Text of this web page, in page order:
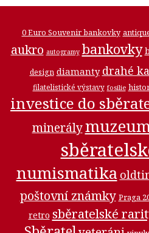
0 Euro Souvenir bankovky
aukro autogramy bankovky
design diamanty drahé
filatelistické výstavy fosilie
investice do
minerály
numismatika
poštovní známky Praga
retro sběratelské